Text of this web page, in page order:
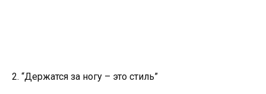
2. “Держатся за ногу – это стиль”